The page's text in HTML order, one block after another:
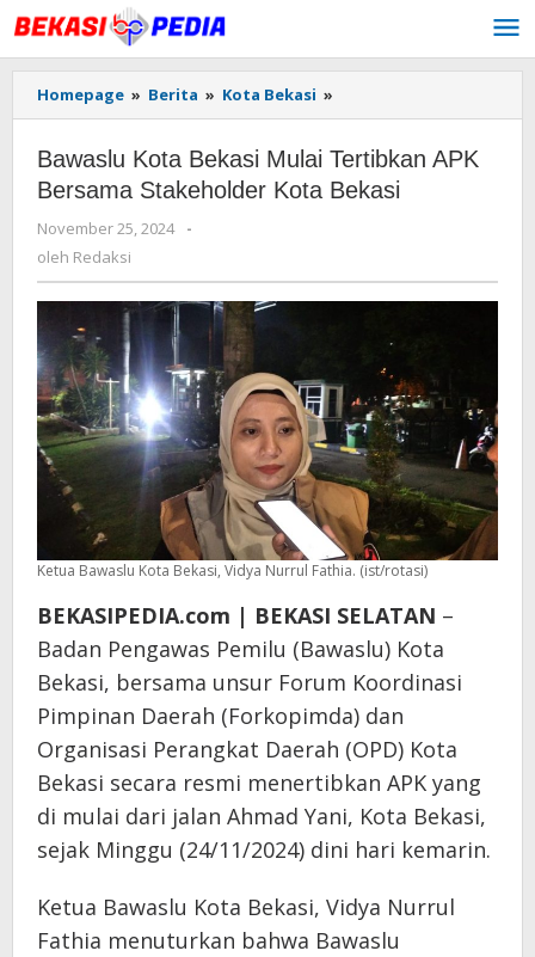
Lewati
ke
konten
Homepage » Berita » Kota Bekasi »
Kota
Mulai
Tertibkan
Kota
Bekasi
Bawaslu Kota Bekasi Mulai Tertibkan APK
Bersama Stakeholder Kota Bekasi
November 25, 2024
oleh
-
oleh Redaksi
Ketua Bawaslu Kota Bekasi, Vidya Nurrul Fathia. (ist/rotasi)
BEKASIPEDIA.com | BEKASI SELATAN –
Badan Pengawas Pemilu (Bawaslu) Kota
Bekasi, bersama unsur Forum Koordinasi
Pimpinan Daerah (Forkopimda) dan
Organisasi Perangkat Daerah (OPD) Kota
Bekasi secara resmi menertibkan APK yang
di mulai dari jalan Ahmad Yani, Kota Bekasi,
sejak Minggu (24/11/2024) dini hari kemarin.
Ketua Bawaslu Kota Bekasi, Vidya Nurrul
Fathia menuturkan bahwa Bawaslu